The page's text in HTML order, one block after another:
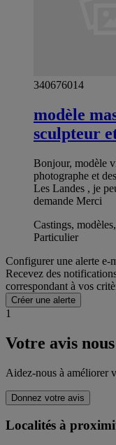
340676014
modèle
sculpteur
Bonjour, modèle
photographe et
Les Landes , je
demande Merci
Castings,
Particulier
Configurer une alerte e-
Recevez des
correspondant à vos
Créer une alerte
1
Votre avis
Aidez-nous à améliorer
Donnez votre avis
Localités à